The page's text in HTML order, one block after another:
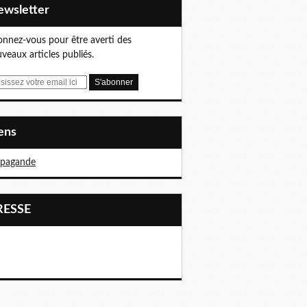
vous pour être averti des
articles publiés.